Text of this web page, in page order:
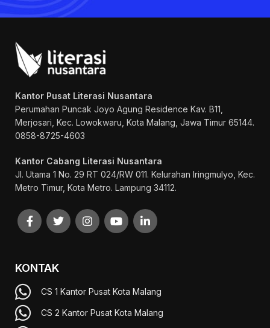
Kantor Pusat Literasi Nusantara
Perumahan Puncak Joyo Agung Residence Kav. B11,
Merjosari, Kec. Lowokwaru, Kota Malang, Jawa Timur 65144.
0858-8725-4603
Kantor Cabang Literasi Nusantara
Jl. Utama 1 No. 29 RT 024/RW 011. Kelurahan Iringmulyo, Kec.
Metro Timur, Kota Metro. Lampung 34112.
KONTAK
CS 1 Kantor Pusat Kota Malang
CS 2 Kantor Pusat Kota Malang